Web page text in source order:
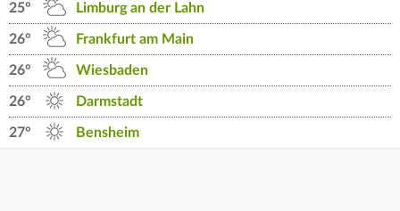
25° Limburg an der Lahn
26° Frankfurt am Main
26° Wiesbaden
26° Darmstadt
27° Bensheim